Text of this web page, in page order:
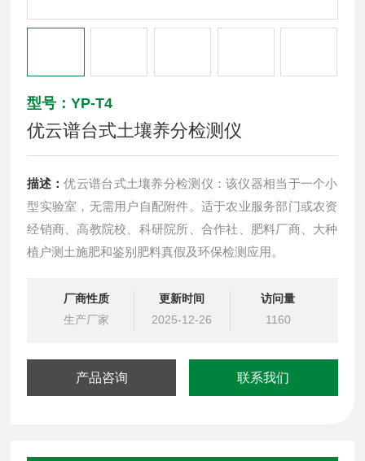
型号：YP-T4
优云谱台式土壤养分检测仪
描述：优云谱台式土壤养分检测仪：该仪器相当于一个小
型实验室，无需用户自配附件。适于农业服务部门或农资
经销商、高教院校、科研院所、合作社、肥料厂商、大种
植户测土施肥和鉴别肥料真假及环保检测应用。
厂商性质
生产厂家
更新时间
2025-12-26
访问量
1160
产品咨询 联系我们